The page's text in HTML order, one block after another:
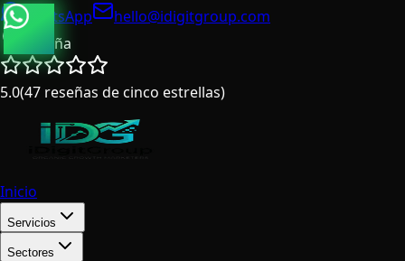
WhatsApp
hello@idigitgroup.com
España
5.0(47 reseñas de cinco estrellas)
Inicio
Servicios
Sectores